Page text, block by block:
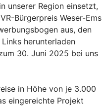
unserer Region einsetzt,
Bürgerpreis Weser-Ems
aus, den
herunterladen
30. Juni 2025 bei uns
in Höhe von je 3.000
eingereichte Projekt